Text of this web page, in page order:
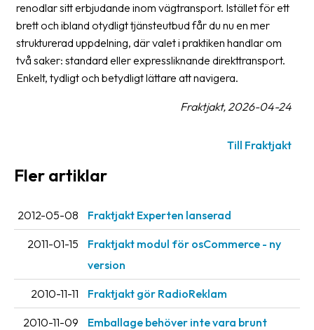
Integritet
Förbjudet
farligt
innehåll
renodlar sitt erbjudande inom vägtransport. Istället för ett
brett och ibland otydligt tjänsteutbud får du nu en mer
strukturerad uppdelning, där valet i praktiken handlar om
två saker: standard eller expressliknande direkttransport.
Enkelt, tydligt och betydligt lättare att navigera.
Fraktjakt, 2026-04-24
Till Fraktjakt
Fler artiklar
2012-05-08 Fraktjakt Experten lanserad
2011-01-15
Fraktjakt modul för osCommerce - ny
version
2010-11-11 Fraktjakt gör RadioReklam
2010-11-09 Emballage behöver inte vara brunt